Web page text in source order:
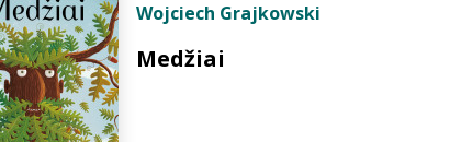
Wojciech Grajkowski
Medžiai